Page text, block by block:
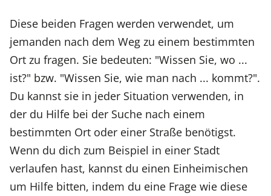
Diese beiden Fragen werden verwendet, um
jemanden nach dem Weg zu einem bestimmten
Ort zu fragen. Sie bedeuten: "Wissen Sie, wo ...
ist?" bzw. "Wissen Sie, wie man nach ... kommt?".
Du kannst sie in jeder Situation verwenden, in
der du Hilfe bei der Suche nach einem
bestimmten Ort oder einer Straße benötigst.
Wenn du dich zum Beispiel in einer Stadt
verlaufen hast, kannst du einen Einheimischen
um Hilfe bitten, indem du eine Frage wie diese